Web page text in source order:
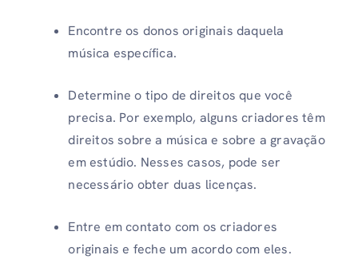
Encontre os donos originais daquela
música específica.
Determine o tipo de direitos que você
precisa. Por exemplo, alguns criadores têm
direitos sobre a música e sobre a gravação
em estúdio. Nesses casos, pode ser
necessário obter duas licenças.
Entre em contato com os criadores
originais e feche um acordo com eles.